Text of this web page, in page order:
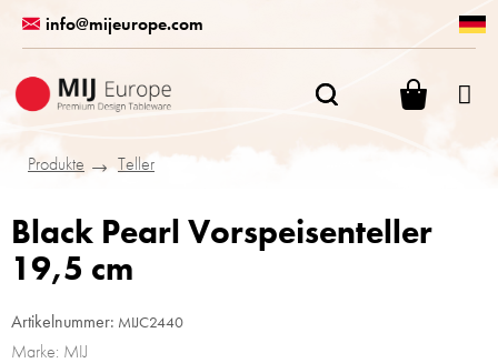
Inhalt
springen
info@mijeurope.com
Produkte Teller
Black Pearl Vorspeisenteller
19,5 cm
Artikelnummer: MIJC2440
Marke: MIJ